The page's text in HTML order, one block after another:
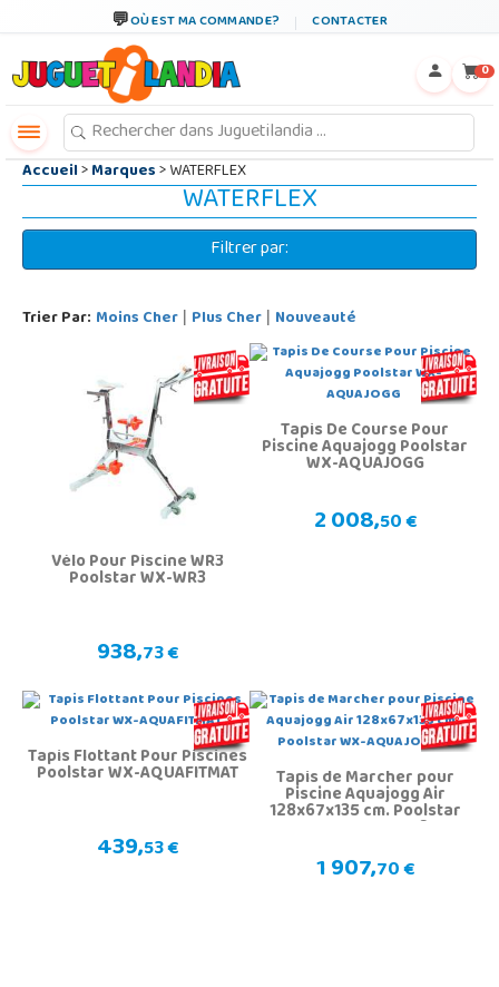
OÙ EST MA COMMANDE? CONTACTER
0
Accueil>Marques> WATERFLEX
WATERFLEX
Filtrer par:
Trier Par: Moins Cher | Plus Cher | Nouveauté
Vélo Pour Piscine WR3
Poolstar WX-WR3
938,73 €
Tapis De Course Pour
Piscine Aquajogg Poolstar
WX-AQUAJOGG
2 008,50 €
Tapis Flottant Pour Piscines
Poolstar WX-AQUAFITMAT
439,53 €
Tapis de Marcher pour
Piscine Aquajogg Air
128x67x135 cm. Poolstar
WX-AQUAJOGG2
1 907,70 €